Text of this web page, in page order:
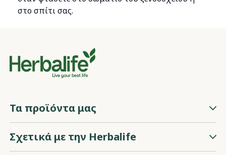
στο σπίτι σας.
Τα προϊόντα μας
Σχετικά με την Herbalife